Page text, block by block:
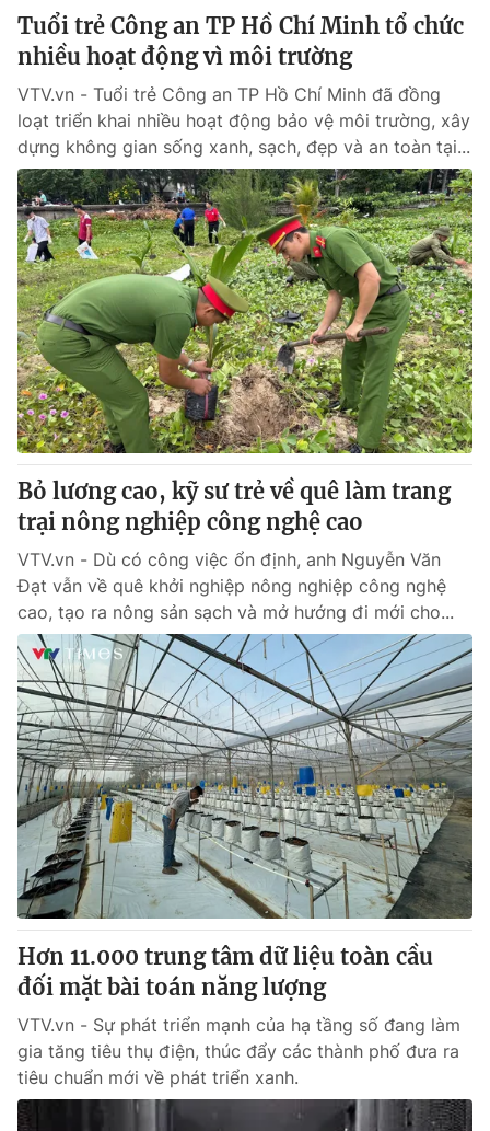
VTV9 VTV8
Liên hệ tòa soạn
THỜI BÁO VTV
Theo dõi báo trên
Cơ quan chủ quản:Đài Truyền hình Việt Nam
Cơ quan báo chí:Thời báo VTV
Giấy phép hoạt động báo in và báo điện tử số 483/GP-BTTTT
cấp ngày 29/12/2023
Tổng Biên tập:
Vũ Thanh Thủy
Phó Tổng Biên tập:Nguyễn Thị Mỹ Hạnh, Phạm Quốc Thắng,
Nguyễn Trọng Ninh
Tổng đài VTV: 024.38 355 931 - 024.38 355 932
Ðiện thoại Thời báo VTV:
024.66 897 897
Email:toasoan@vtv.vn
Liên hệ quảng cáo: 024-7300.7108
® Cấm sao chép dưới mọi hình thức nếu không có sự chấp
thuận bằng văn bản. Ghi rõ nguồn VTV.vn khi phát hành lại
thông tin từ website này.
Tuổi trẻ Công an TP Hồ Chí Minh tổ chức
nhiều hoạt động vì môi trường
VTV.vn - Tuổi trẻ Công an TP Hồ Chí Minh đã đồng
loạt triển khai nhiều hoạt động bảo vệ môi trường, xây
dựng không gian sống xanh, sạch, đẹp và an toàn tại...
Bỏ lương cao, kỹ sư trẻ về quê làm trang
trại nông nghiệp công nghệ cao
VTV.vn - Dù có công việc ổn định, anh Nguyễn Văn
Đạt vẫn về quê khởi nghiệp nông nghiệp công nghệ
cao, tạo ra nông sản sạch và mở hướng đi mới cho...
Hơn 11.000 trung tâm dữ liệu toàn cầu
đối mặt bài toán năng lượng
VTV.vn - Sự phát triển mạnh của hạ tầng số đang làm
gia tăng tiêu thụ điện, thúc đẩy các thành phố đưa ra
tiêu chuẩn mới về phát triển xanh.